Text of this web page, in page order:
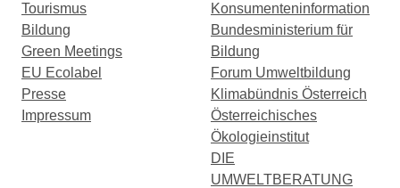
Tourismus
Bildung
Green Meetings
EU Ecolabel
Presse
Impressum
Konsumenteninformation
Bundesministerium für
Bildung
Forum Umweltbildung
Klimabündnis Österreich
Österreichisches
Ökologieinstitut
DIE
UMWELTBERATUNG